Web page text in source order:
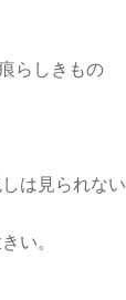
らしきもの
は見られない
い。